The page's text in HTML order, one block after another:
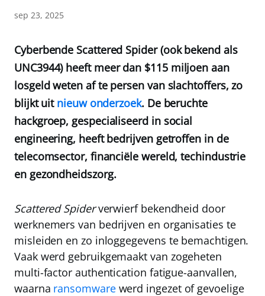
sep 23, 2025
Cyberbende Scattered Spider (ook bekend als
UNC3944) heeft meer dan $115 miljoen aan
losgeld weten af te persen van slachtoffers, zo
blijkt uit nieuw onderzoek. De beruchte
hackgroep, gespecialiseerd in social
engineering, heeft bedrijven getroffen in de
telecomsector, financiële wereld, techindustrie
en gezondheidszorg.
Scattered Spiderverwierf bekendheid door
werknemers van bedrijven en organisaties te
misleiden en zo inloggegevens te bemachtigen.
Vaak werd gebruikgemaakt van zogeheten
multi-factor authentication fatigue-aanvallen,
waarna ransomwarewerd ingezet of gevoelige